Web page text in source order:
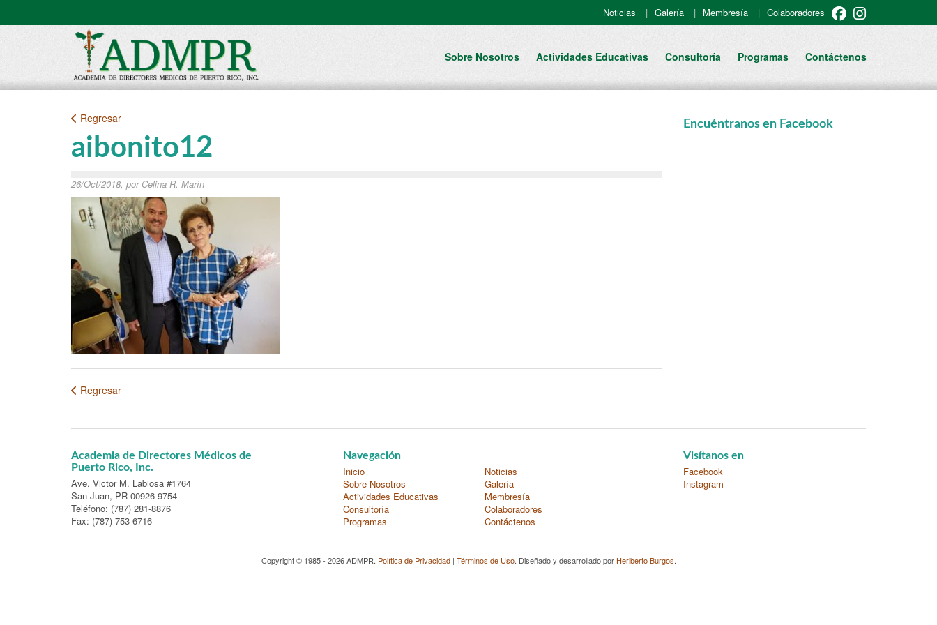
Noticias Galería Membresía Colaboradores
Sobre Nosotros Actividades Educativas Consultoría Programas Contáctenos
Regresar
aibonito12
26/Oct/2018, por Celina R. Marín
Regresar
Encuéntranos en Facebook
Academia de Directores Médicos de
Puerto Rico, Inc.
Ave. Victor M. Labiosa #1764
San Juan, PR 00926-9754
Teléfono: (787) 281-8876
Fax: (787) 753-6716
Navegación
Inicio
Sobre Nosotros
Actividades Educativas
Consultoría
Programas
Noticias
Galería
Membresía
Colaboradores
Contáctenos
Visítanos en
Facebook
Instagram
Copyright © 1985 - 2026 ADMPR. Política de Privacidad| Términos de Uso. Diseñado y desarrollado por Heriberto Burgos.